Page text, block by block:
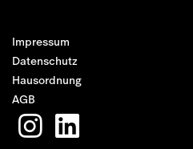
Impressum
Datenschutz
Hausordnung
AGB